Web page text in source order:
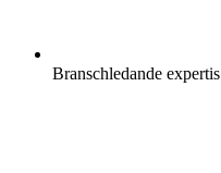
Branschledande expertis